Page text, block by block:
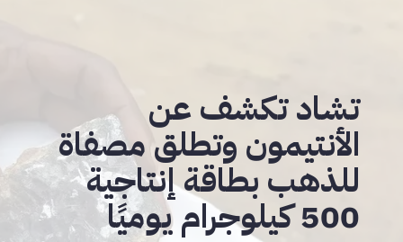
تشاد تكشف عن
الأنتيمون وتطلق مصفاة
للذهب بطاقة إنتاجية
500 كيلوجرام يوميًا